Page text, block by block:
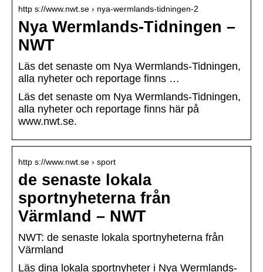
http s://www.nwt.se › nya-wermlands-tidningen-2
Nya Wermlands-Tidningen –
NWT
Läs det senaste om Nya Wermlands-Tidningen,
alla nyheter och reportage finns …
Läs det senaste om Nya Wermlands-Tidningen,
alla nyheter och reportage finns här på
www.nwt.se.
http s://www.nwt.se › sport
de senaste lokala
sportnyheterna från
Värmland – NWT
NWT: de senaste lokala sportnyheterna från
Värmland
Läs dina lokala sportnyheter i Nya Wermlands-